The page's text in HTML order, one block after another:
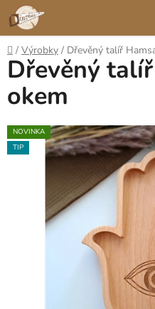
Přejít
na
obsah
Domů
/ Výrobky / Dřevěný talíř
Dřevěný
okem
NOVINKA
TIP